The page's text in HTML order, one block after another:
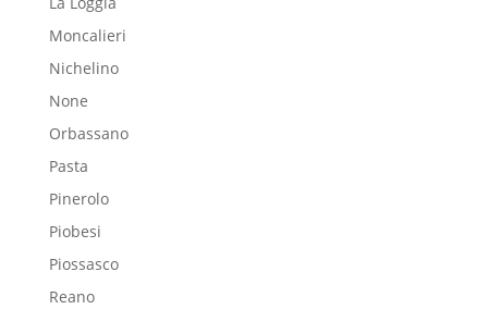
Moncalieri
Nichelino
None
Orbassano
Pasta
Pinerolo
Piobesi
Piossasco
Reano